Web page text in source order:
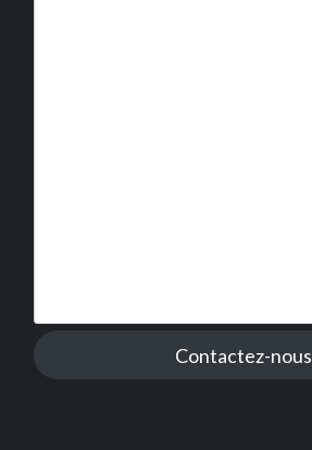
Contactez-nous